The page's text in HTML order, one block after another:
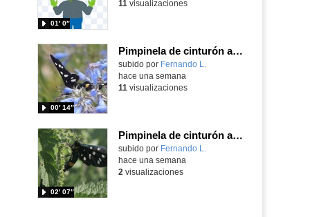
01′ 0″
11 visualizaciones
Pimpinela de cinturón amarillo Amata phegea (Linnaeus, 1758)
Contenido educativo.
subido por Fernando L.
00′ 14″
hace una semana
11 visualizaciones
Pimpinela de cinturón amarillo Amata phegea (Linnaeus, 1758)
Contenido educativo.
subido por Fernando L.
02′ 07″
hace una semana
2 visualizaciones